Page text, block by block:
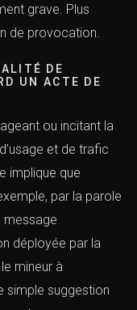
grave. Plus
de provocation.
DE
UN ACTE DE
ou incitant la
et de trafic
implique que
par la parole
message
déployée par la
mineur à
simple suggestion